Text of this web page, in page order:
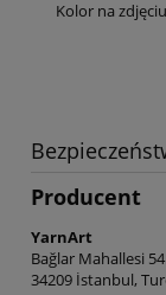
Kolor na
Producent
YarnArt
Bağlar Mahallesi
34209 İstanbul,